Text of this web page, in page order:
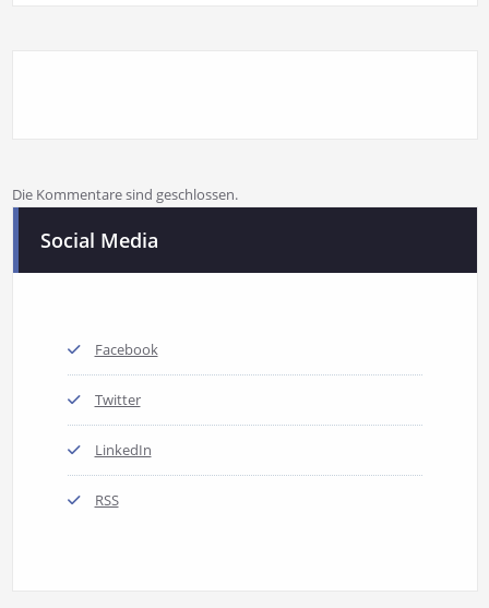
Die Kommentare sind geschlossen.
Social Media
Facebook
Twitter
LinkedIn
RSS